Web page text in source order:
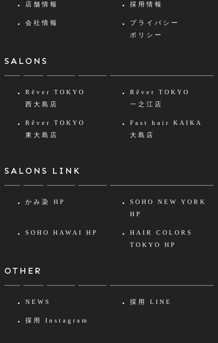
店舗情報 採用情報
会社情報
プライバシー
ポリシー
SALONS
Rêver TOKYO
西大島店
Rêver TOKYO
一之江店
Rêver TOKYO
東大島店
Fast hair KAIKA
大島店
SALONS LINK
かみ染 HP
SOHO NEW YORK
HP
SOHO HAWAI HP
HAIR COLORS
TOKYO HP
OTHER
NEWS 採用 LINE
採用 Instagram